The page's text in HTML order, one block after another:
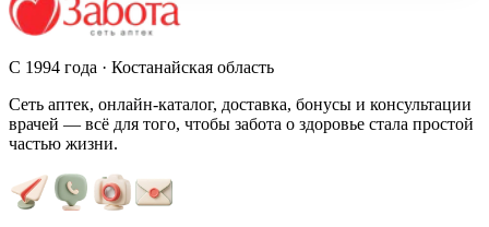
С 1994 года · Костанайская область
Сеть аптек, онлайн-каталог, доставка, бонусы и консультации
врачей — всё для того, чтобы забота о здоровье стала простой
частью жизни.